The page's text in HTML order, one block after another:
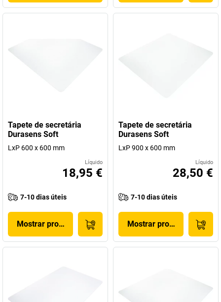
Tapete de secretária
Durasens Soft
LxP 600 x 600 mm
Líquido
18,95 €
7-10 dias úteis
Mostrar produto
Tapete de secretária
Durasens Soft
LxP 900 x 600 mm
Líquido
28,50 €
7-10 dias úteis
Mostrar produto